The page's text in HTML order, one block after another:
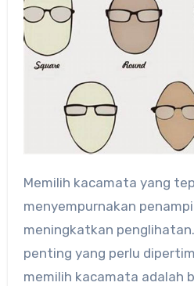
Memilih kacamata yang tepat dapat membantu
menyempurnakan
meningkatkan
penting yang perlu
memilih kacamata adalah